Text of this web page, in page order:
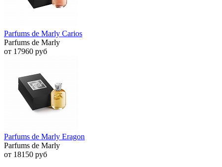
Parfums de Marly Carios
Parfums de Marly
от 17960 руб
Parfums de Marly Eragon
Parfums de Marly
от 18150 руб